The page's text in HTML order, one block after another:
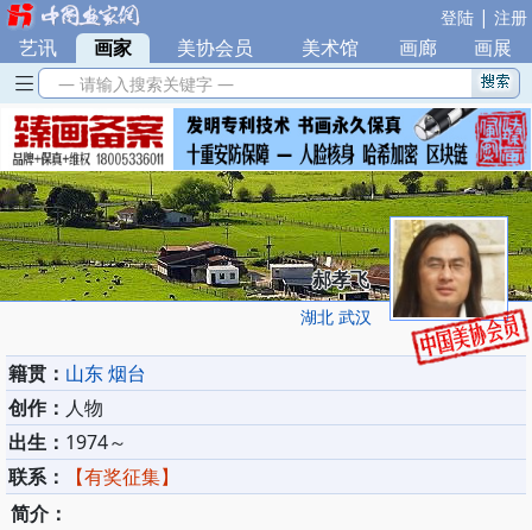
登陆 | 注册
艺讯 | 画家 美协会员 美术馆 画廊 画展
— 请输入搜索关键字 —
郝孝飞
湖北 武汉
籍贯： 山东 烟台
创作： 人物
出生： 1974～
联系：
【有奖征集】
简介：